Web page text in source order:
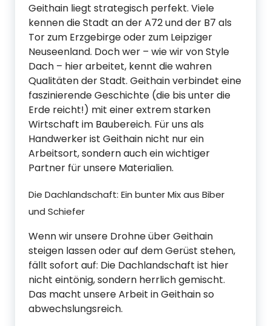
Geithain liegt strategisch perfekt. Viele
kennen die Stadt an der A72 und der B7 als
Tor zum Erzgebirge oder zum Leipziger
Neuseenland. Doch wer – wie wir von Style
Dach – hier arbeitet, kennt die wahren
Qualitäten der Stadt. Geithain verbindet eine
faszinierende Geschichte (die bis unter die
Erde reicht!) mit einer extrem starken
Wirtschaft im Baubereich. Für uns als
Handwerker ist Geithain nicht nur ein
Arbeitsort, sondern auch ein wichtiger
Partner für unsere Materialien.
Die Dachlandschaft: Ein bunter Mix aus Biber
und Schiefer
Wenn wir unsere Drohne über Geithain
steigen lassen oder auf dem Gerüst stehen,
fällt sofort auf: Die Dachlandschaft ist hier
nicht eintönig, sondern herrlich gemischt.
Das macht unsere Arbeit in Geithain so
abwechslungsreich.